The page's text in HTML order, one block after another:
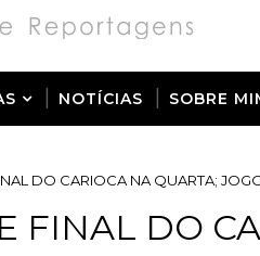
NOTÍCIAS SOBRE
DO CARIOCA NA QUARTA;
FINAL DO